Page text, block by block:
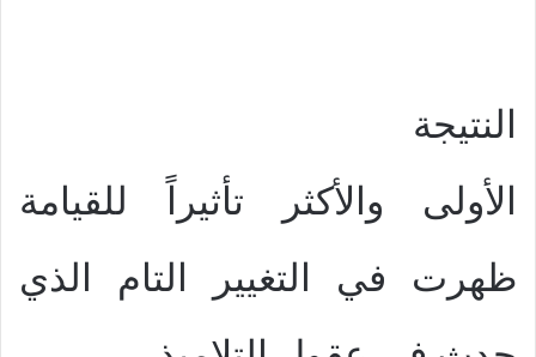
النتيجة
الأولى والأكثر تأثيراً للقيامة
ظهرت في التغيير التام الذي